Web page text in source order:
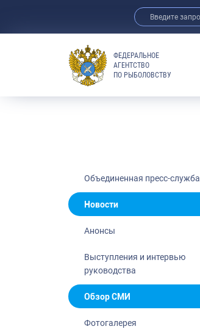
ФЕДЕРАЛЬНОЕ
АГЕНТСТВО
ПО РЫБОЛОВСТВУ
Объединенная пресс-служба
Новости
Анонсы
Выступления и интервью
руководства
Обзор СМИ
Фотогалерея